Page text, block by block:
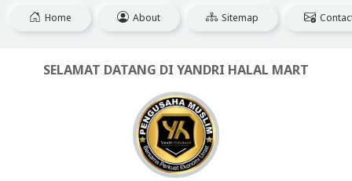
Home About Sitemap
SELAMAT DATANG DI YANDRI HALAL MART